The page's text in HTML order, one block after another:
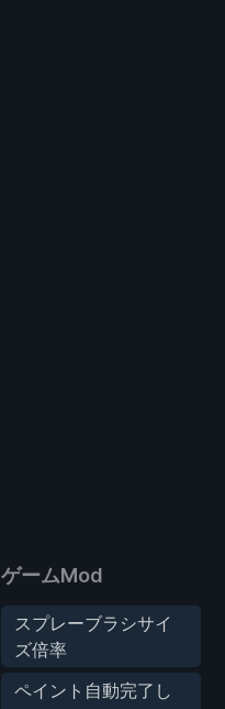
ゲームMod
スプレーブラシサイ
ズ倍率
ペイント自動完了し